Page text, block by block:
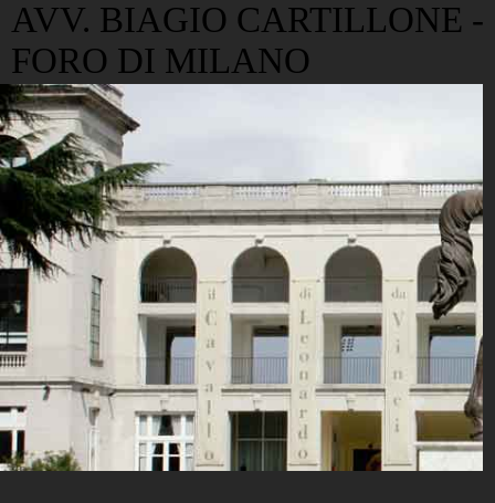
AVV. BIAGIO CARTILLONE -
FORO DI MILANO